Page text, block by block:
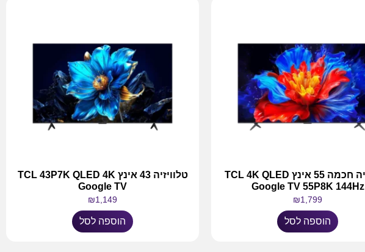
טלוויזיה חכמה 55 אינץ TCL 4K QLED
Google TV 55P8K 144Hz
₪1,799
הוספה לסל
טלוויזיה 43 אינץ TCL 43P7K QLED 4K
Google TV
₪1,149
הוספה לסל